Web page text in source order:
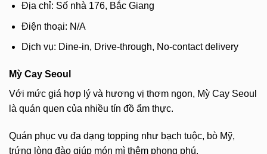
Địa chỉ: Số nhà 176, Bắc Giang
Điện thoại: N/A
Dịch vụ: Dine-in, Drive-through, No-contact delivery
Mỳ Cay Seoul
Với mức giá hợp lý và hương vị thơm ngon, Mỳ Cay Seoul
là quán quen của nhiều tín đồ ẩm thực.
Quán phục vụ đa dạng topping như bạch tuộc, bò Mỹ,
trứng lòng đào giúp món mì thêm phong phú.